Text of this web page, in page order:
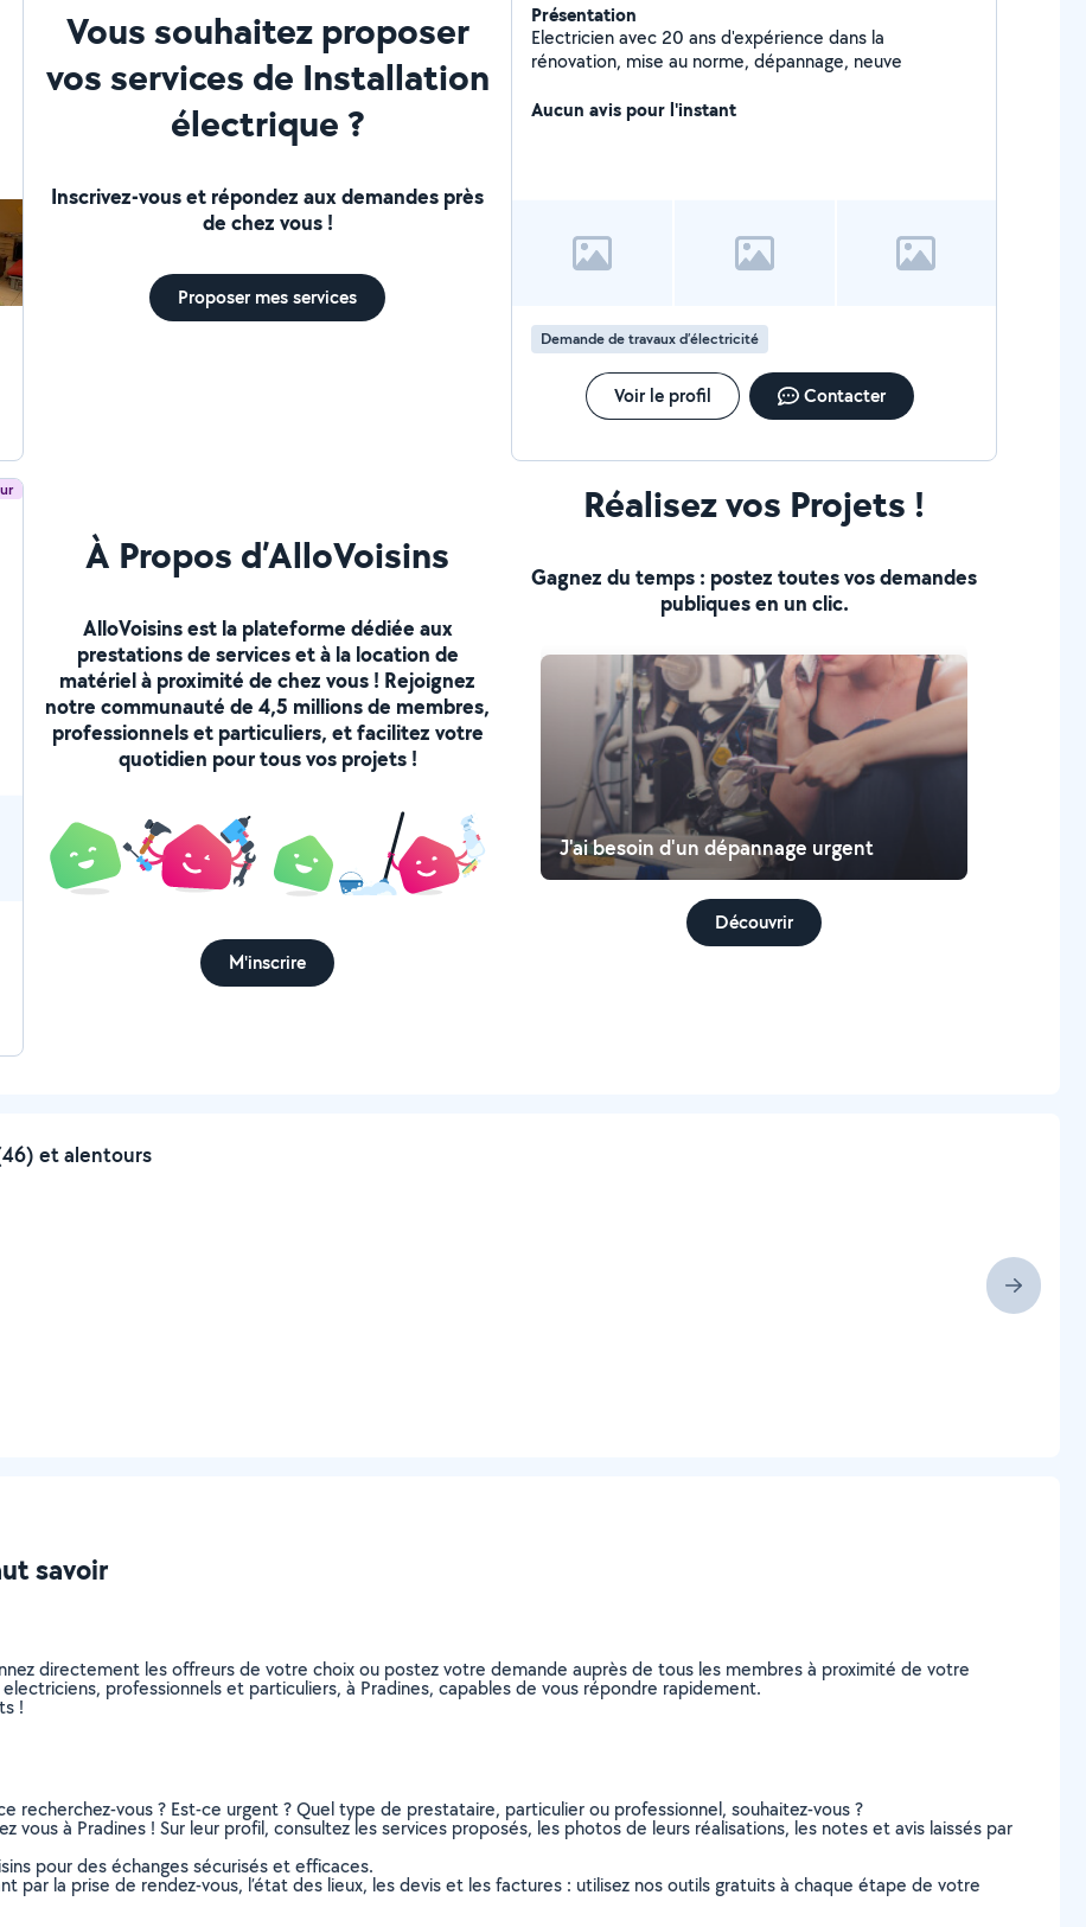
Vous souhaitez proposer
vos services de Installation
électrique ?
Inscrivez-vous et répondez aux demandes près
de chez vous !
Proposer mes services
Présentation
Electricien avec 20 ans d'expérience dans la
rénovation, mise au norme, dépannage, neuve
Aucun avis pour l'instant
Demande de travaux d’électricité
Voir le profil Contacter
À Propos d’AlloVoisins
AlloVoisins est la plateforme dédiée aux
prestations de services et à la location de
matériel à proximité de chez vous ! Rejoignez
notre communauté de 4,5 millions de membres,
professionnels et particuliers, et facilitez votre
quotidien pour tous vos projets !
M'inscrire
Réalisez vos Projets !
Gagnez du temps : postez toutes vos demandes
publiques en un clic.
J'ai besoin d'un dépannage urgent
Découvrir
et alentours
savoir
directement les offreurs de votre choix ou postez votre demande auprès de tous les membres à proximité de votre
professionnels et particuliers, à Pradines, capables de vous répondre rapidement.
!
recherchez-vous ? Est-ce urgent ? Quel type de prestataire, particulier ou professionnel, souhaitez-vous ?
vous à Pradines ! Sur leur profil, consultez les services proposés, les photos de leurs réalisations, les notes et avis laissés par
pour des échanges sécurisés et efficaces.
par la prise de rendez-vous, l’état des lieux, les devis et les factures : utilisez nos outils gratuits à chaque étape de votre